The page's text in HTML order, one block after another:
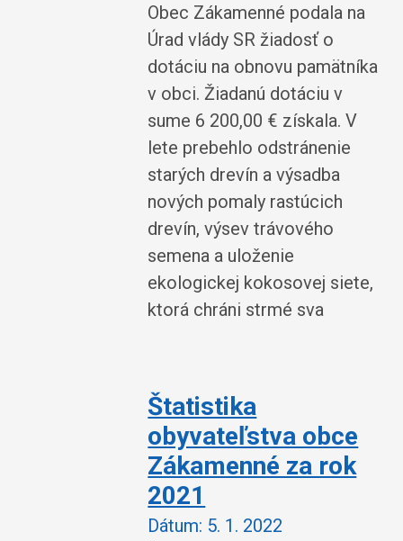
Obec Zákamenné podala na
Úrad vlády SR žiadosť o
dotáciu na obnovu pamätníka
v obci. Žiadanú dotáciu v
sume 6 200,00 € získala. V
lete prebehlo odstránenie
starých drevín a výsadba
nových pomaly rastúcich
drevín, výsev trávového
semena a uloženie
ekologickej kokosovej siete,
ktorá chráni strmé sva
Štatistika
obyvateľstva obce
Zákamenné za rok
2021
Dátum: 5. 1. 2022